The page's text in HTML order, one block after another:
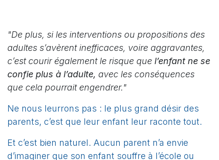
"De plus, si les interventions ou propositions des
adultes s’avèrent inefficaces, voire aggravantes,
c’est courir également le risque que l’enfant ne se
confie plus à l’adulte, avec les conséquences
que cela pourrait engendrer."
Ne nous leurrons pas : le plus grand désir des
parents, c’est que leur enfant leur raconte tout.
Et c’est bien naturel. Aucun parent n’a envie
d’imaginer que son enfant souffre à l’école ou